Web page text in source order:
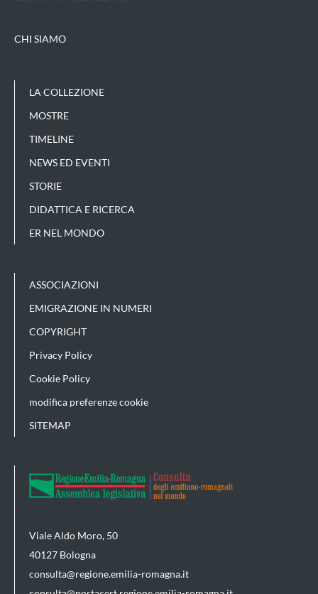
CHI SIAMO
LA COLLEZIONE
MOSTRE
TIMELINE
NEWS ED EVENTI
STORIE
DIDATTICA E RICERCA
ER NEL MONDO
ASSOCIAZIONI
EMIGRAZIONE IN NUMERI
COPYRIGHT
Privacy Policy
Cookie Policy
modifica preferenze cookie
SITEMAP
Viale Aldo Moro, 50
40127 Bologna
consulta@regione.emilia-romagna.it